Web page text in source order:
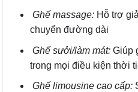
Ghế massage:Hỗ trợ
chuyển đường dài
Ghế sưởi/làm mát:Giúp
trong mọi điều kiện thời
Ghế limousine cao cấp: